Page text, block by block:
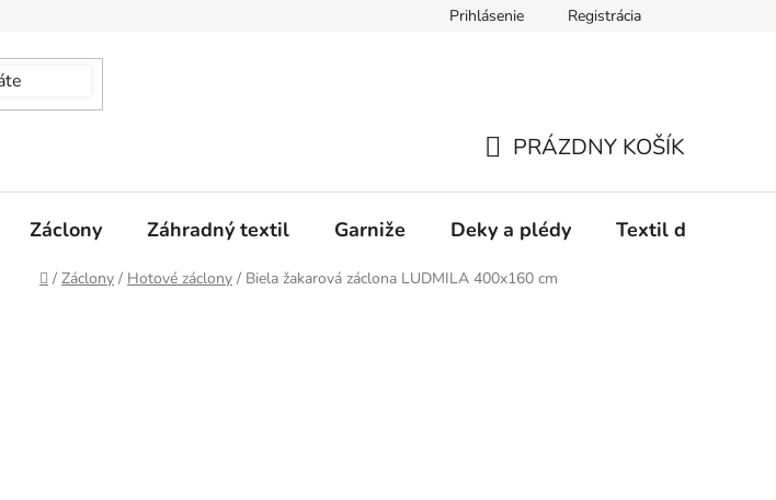
Prihlásenie Registrácia
KOŠÍK
PRÁZDNY KOŠÍK
Záclony Záhradný textil Garniže Deky a plédy Textil do spálne
Domov
/ Záclony / Hotové záclony / Biela žakarová záclona LUDMILA 400x160 cm